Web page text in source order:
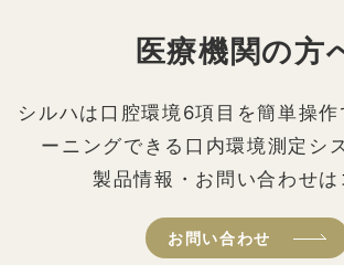
医療機関の方
シルハは口腔環境6項目を簡単操作
ーニングできる口内環境測定シ
製品情報・お問い合わせは
お問い合わせ